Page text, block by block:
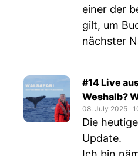
einer der
gilt, um
nächster
#14 Live
Weshalb?
08. July 2025 ‧
Die
Update.